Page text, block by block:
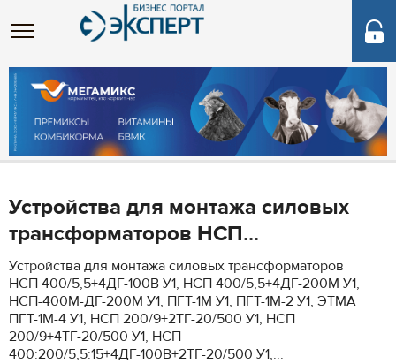
Устройства для монтажа силовых
трансформаторов НСП...
Устройства для монтажа силовых трансформаторов
НСП 400/5,5+4ДГ-100В У1, НСП 400/5,5+4ДГ-200М У1,
НСП-400М-ДГ-200М У1, ПГТ-1М У1, ПГТ-1М-2 У1, ЭТМА
ПГТ-1М-4 У1, НСП 200/9+2ТГ-20/500 У1, НСП
200/9+4ТГ-20/500 У1, НСП
400:200/5,5:15+4ДГ-100В+2ТГ-20/500 У1,...